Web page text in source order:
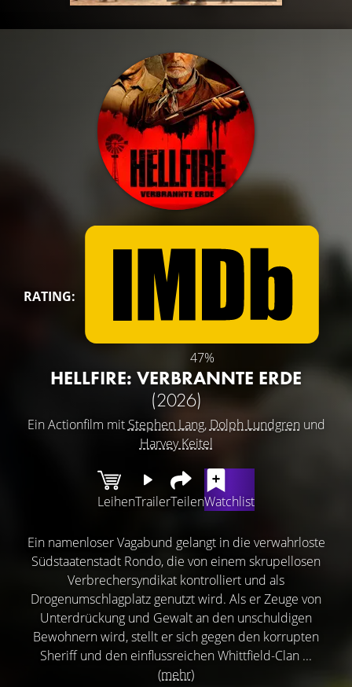
RATING:
47%
HELLFIRE: VERBRANNTE ERDE
(2026)
Ein Actionfilm mit Stephen Lang, Dolph Lundgren und
Harvey Keitel
LeihenTrailerTeilenWatchlist
Ein namenloser Vagabund gelangt in die verwahrloste
Südstaatenstadt Rondo, die von einem skrupellosen
Verbrechersyndikat kontrolliert und als
Drogenumschlagplatz genutzt wird. Als er Zeuge von
Unterdrückung und Gewalt an den unschuldigen
Bewohnern wird, stellt er sich gegen den korrupten
Sheriff und den einflussreichen Whittfield-Clan ...
(mehr)